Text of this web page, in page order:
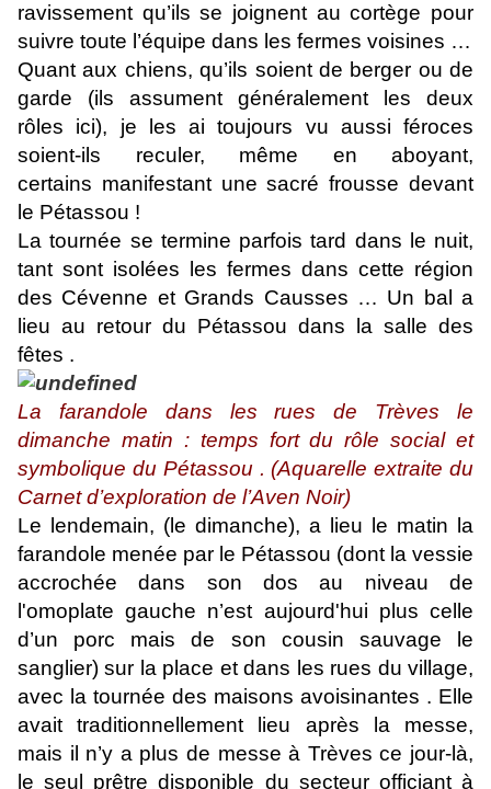
ravissement qu’ils se joignent au cortège pour
suivre toute l’équipe dans les fermes voisines …
Quant aux chiens, qu’ils soient de berger ou de
garde (ils assument généralement les deux
rôles ici), je les ai toujours vu aussi féroces
soient-ils reculer, même en aboyant,
certains manifestant une sacré frousse devant
le Pétassou !
La tournée se termine parfois tard dans le nuit,
tant sont isolées les fermes dans cette région
des Cévenne et Grands Causses … Un bal a
lieu au retour du Pétassou dans la salle des
fêtes .
La farandole dans les rues de Trèves le
dimanche matin : temps fort du rôle social et
symbolique du Pétassou . (Aquarelle extraite du
Carnet d’exploration de l’Aven Noir)
Le lendemain, (le dimanche), a lieu le matin la
farandole menée par le Pétassou (dont la vessie
accrochée dans son dos au niveau de
l'omoplate gauche n’est aujourd'hui plus celle
d’un porc mais de son cousin sauvage le
sanglier) sur la place et dans les rues du village,
avec la tournée des maisons avoisinantes . Elle
avait traditionnellement lieu après la messe,
mais il n’y a plus de messe à Trèves ce jour-là,
le seul prêtre disponible du secteur officiant à